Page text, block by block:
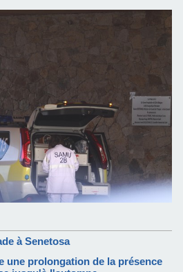
à Senetosa
une prolongation de la présence